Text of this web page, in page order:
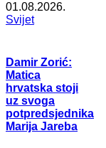
01.08.2026.
Svijet
Damir Zorić:
Matica
hrvatska stoji
uz svoga
potpredsjednika
Marija Jareba